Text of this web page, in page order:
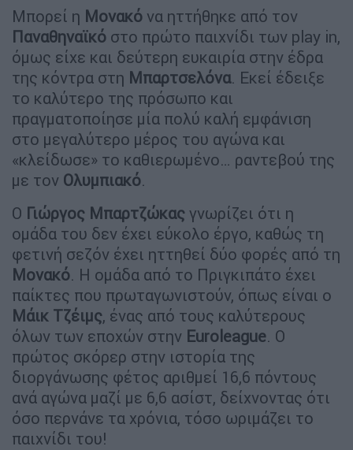
Μπορεί η Μονακό να ηττήθηκε από τον
Παναθηναϊκό στο πρώτο παιχνίδι των play in,
όμως είχε και δεύτερη ευκαιρία στην έδρα
της κόντρα στη Μπαρτσελόνα. Εκεί έδειξε
το καλύτερο της πρόσωπο και
πραγματοποίησε μία πολύ καλή εμφάνιση
στο μεγαλύτερο μέρος του αγώνα και
«κλείδωσε» το καθιερωμένο… ραντεβού της
με τον Ολυμπιακό.
Ο Γιώργος Μπαρτζώκας γνωρίζει ότι η
ομάδα του δεν έχει εύκολο έργο, καθώς τη
φετινή σεζόν έχει ηττηθεί δύο φορές από τη
Μονακό. Η ομάδα από το Πριγκιπάτο έχει
παίκτες που πρωταγωνιστούν, όπως είναι ο
Μάικ Τζέιμς, ένας από τους καλύτερους
όλων των εποχών στην Euroleague. Ο
πρώτος σκόρερ στην ιστορία της
διοργάνωσης φέτος αριθμεί 16,6 πόντους
ανά αγώνα μαζί με 6,6 ασίστ, δείχνοντας ότι
όσο περνάνε τα χρόνια, τόσο ωριμάζει το
παιχνίδι του!